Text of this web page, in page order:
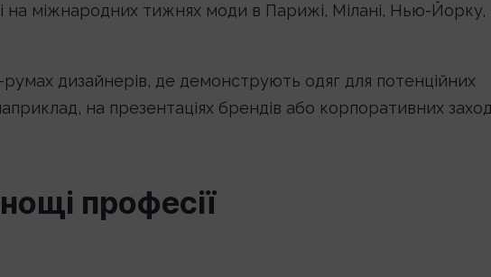
на міжнародних тижнях моди в Парижі, Мілані, Нью-Йорку,
дизайнерів, де демонструють одяг для потенційних
на презентаціях брендів або корпоративних
професії